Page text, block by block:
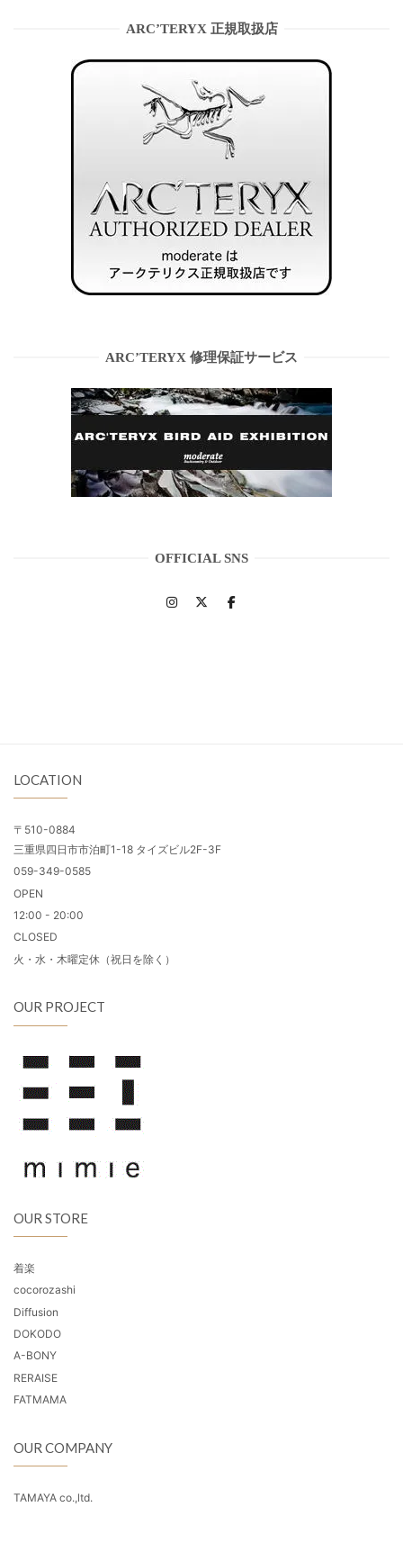
ARC’TERYX 正規取扱店
ARC’TERYX 修理保証サービス
OFFICIAL SNS
LOCATION
〒510-0884
三重県四日市市泊町1-18 タイズビル2F-3F
059-349-0585
OPEN
12:00 - 20:00
CLOSED
火・水・木曜定休（祝日を除く）
OUR PROJECT
OUR STORE
着楽
cocorozashi
Diffusion
DOKODO
A-BONY
RERAISE
FATMAMA
OUR COMPANY
TAMAYA co.,ltd.